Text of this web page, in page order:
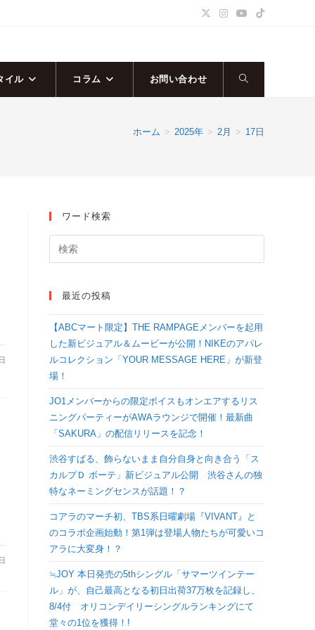
イル コラム お問い合わせ ウ
検
索
を
ホーム > 2025年 > 2月 > 17日
ワード検索
最近の投稿
【ABCマート限定】THE RAMPAGEメンバーを起用
した新ビジュアル＆ムービーが公開！NIKEのアパレ
ルコレクション「YOUR MESSAGE HERE」が新登
場！
JO1メンバーからの限定ボイスもオンエアするリス
ニングパーティーがAWAラウンジで開催！最新曲
「SAKURA」の配信リリースを記念！
渋谷すばる、飾らないまま自分自身と向き合う「ス
カルプＤ ボーテ」新ビジュアル公開 渋谷さんの独
特なネーミングセンスが話題！？
コアラのマーチ初、TBS系日曜劇場『VIVANT』と
のコラボ企画始動！第1弾は登場人物たちが可愛いコ
アラに大変身！？
≒JOY 本日発売の5thシングル「サマーツインテー
ル」が、自己最高となる初日出荷37万枚を記録し、
8/4付 オリコンデイリーシングルランキングにて
堂々の1位を獲得！!